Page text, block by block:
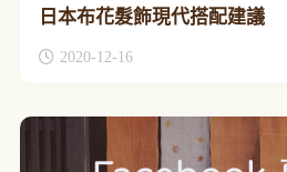
日本布花髮飾現代搭配建議
2020-12-16